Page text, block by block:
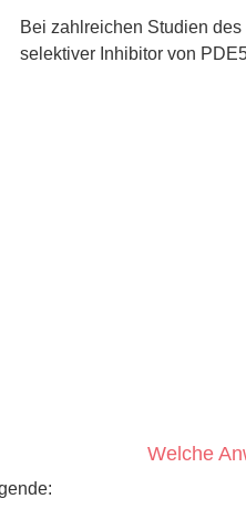
Bei zahlreichen Studien
selektiver Inhibitor von
Welche